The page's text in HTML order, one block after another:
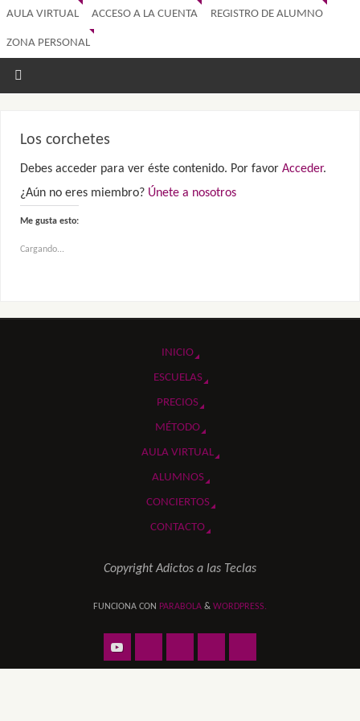
AULA VIRTUAL ACCESO A LA CUENTA REGISTRO DE ALUMNO
ZONA PERSONAL
Los corchetes
Debes acceder para ver éste contenido. Por favorAcceder.
¿Aún no eres miembro? Únete a nosotros
Me gusta esto:
Cargando...
INICIO
ESCUELAS
PRECIOS
MÉTODO
AULA VIRTUAL
ALUMNOS
CONCIERTOS
CONTACTO
Copyright Adictos a las Teclas
FUNCIONA CON PARABOLA & WORDPRESS.